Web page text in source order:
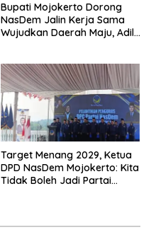
Bupati Mojokerto Dorong
NasDem Jalin Kerja Sama
Wujudkan Daerah Maju, Adil,
Target Menang 2029, Ketua
DPD NasDem Mojokerto: Kita
Tidak Boleh Jadi Partai